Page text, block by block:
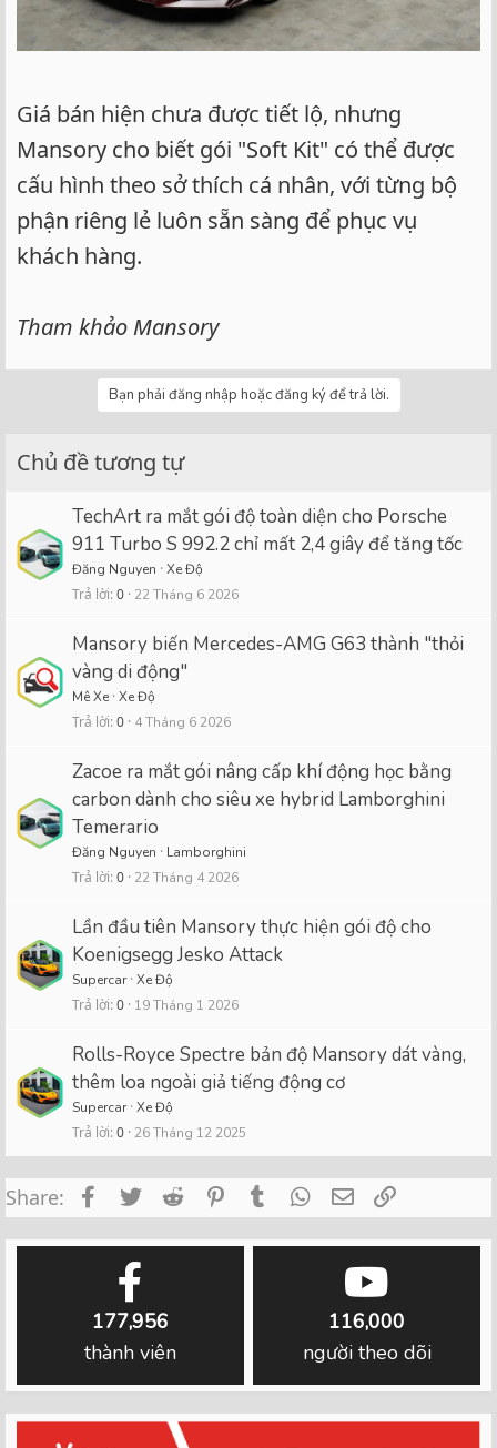
Giá bán hiện chưa được tiết lộ, nhưng
Mansory cho biết gói "Soft Kit" có thể được
cấu hình theo sở thích cá nhân, với từng bộ
phận riêng lẻ luôn sẵn sàng để phục vụ
khách hàng.
Tham khảo Mansory
Bạn phải đăng nhập hoặc đăng ký để trả lời.
Chủ đề tương tự
TechArt ra mắt gói độ toàn diện cho Porsche
911 Turbo S 992.2 chỉ mất 2,4 giây để tăng tốc
Đăng Nguyen Xe Độ
Trả lời 0 22 Tháng 6 2026
Mansory biến Mercedes-AMG G63 thành "thỏi
vàng di động"
Mê Xe Xe Độ
Trả lời 0 4 Tháng 6 2026
Zacoe ra mắt gói nâng cấp khí động học bằng
carbon dành cho siêu xe hybrid Lamborghini
Temerario
Đăng Nguyen Lamborghini
Trả lời 0 22 Tháng 4 2026
Lần đầu tiên Mansory thực hiện gói độ cho
Koenigsegg Jesko Attack
Supercar Xe Độ
Trả lời 0 19 Tháng 1 2026
Rolls-Royce Spectre bản độ Mansory dát vàng,
thêm loa ngoài giả tiếng động cơ
Supercar Xe Độ
Trả lời 0 26 Tháng 12 2025
Share: FacebookTwitterReddit PinterestTumblrWhatsApp
Email
177,956
thành viên
116,000
người theo dõi